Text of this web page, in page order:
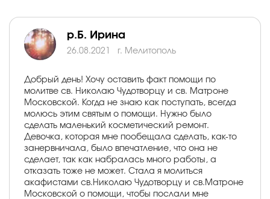
р.Б. Ирина
26.08.2021 г. Мелитополь
Добрый день! Хочу оставить факт помощи по
молитве св. Николаю Чудотворцу и св. Матроне
Московской. Когда не знаю как поступать, всегда
молюсь этим святым о помощи. Нужно было
сделать маленький косметический ремонт.
Девочка, которая мне пообещала сделать, как-то
занервничала, было впечатление, что она не
сделает, так как набралась много работы, а
отказать тоже не может. Стала я молиться
акафистами св.Николаю Чудотворцу и св.Матроне
Московской о помощи, чтобы послали мне